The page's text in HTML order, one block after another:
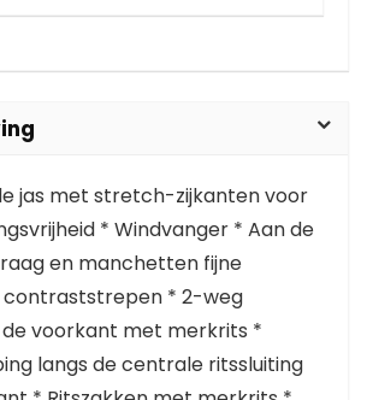
jas met stretch-zijkanten voor
* Windvanger * Aan de
en manchetten fijne
* 2-weg
voorkant met merkrits *
langs de centrale ritssluiting